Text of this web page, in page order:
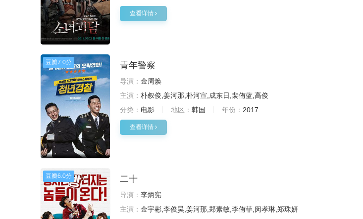
查看详情
豆瓣7.0分 青年警察
导演： 金周焕
主演： 朴叙俊,姜河那,朴河宣,成东日,裴侑蓝,高俊
分类： 电影 地区： 韩国 年份： 2017
查看详情
豆瓣6.0分 二十
导演： 李炳宪
主演： 金宇彬,李俊昊,姜河那,郑素敏,李侑菲,闵孝琳,郑珠妍